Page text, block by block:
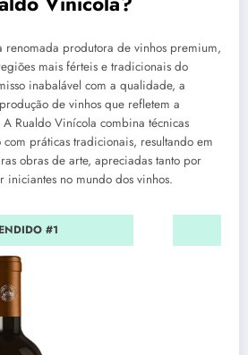
renomada produtora de vinhos premium,
mais férteis e tradicionais do
inabalável com a qualidade, a
de vinhos que refletem a
Rualdo Vinícola combina técnicas
práticas tradicionais, resultando em
obras de arte, apreciadas tanto por
iniciantes no mundo dos vinhos.
#1